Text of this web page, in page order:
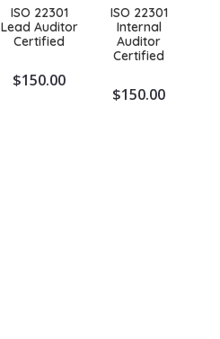
ISO 22301
Lead Auditor
Certified
$150.00
ISO 22301
Internal
Auditor
Certified
$150.00